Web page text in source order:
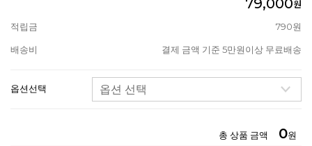
79,000원
적립금
790원
배송비 결제 금액 기준 5만원이상 무료배송
옵션선택
총 상품 금액 0원